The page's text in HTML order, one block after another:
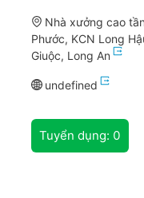
Nhà xưởng cao
Phước, KCN Long
Giuộc, Long An
undefined
Tuyển dụng: 0